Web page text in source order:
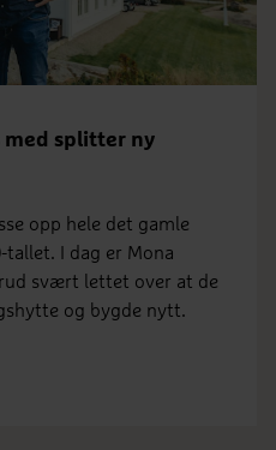
splitter ny
opp hele det gamle
tallet. I dag er Mona
svært lettet over at de
og bygde nytt.